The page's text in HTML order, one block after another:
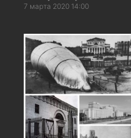
7 марта 2020 14:00